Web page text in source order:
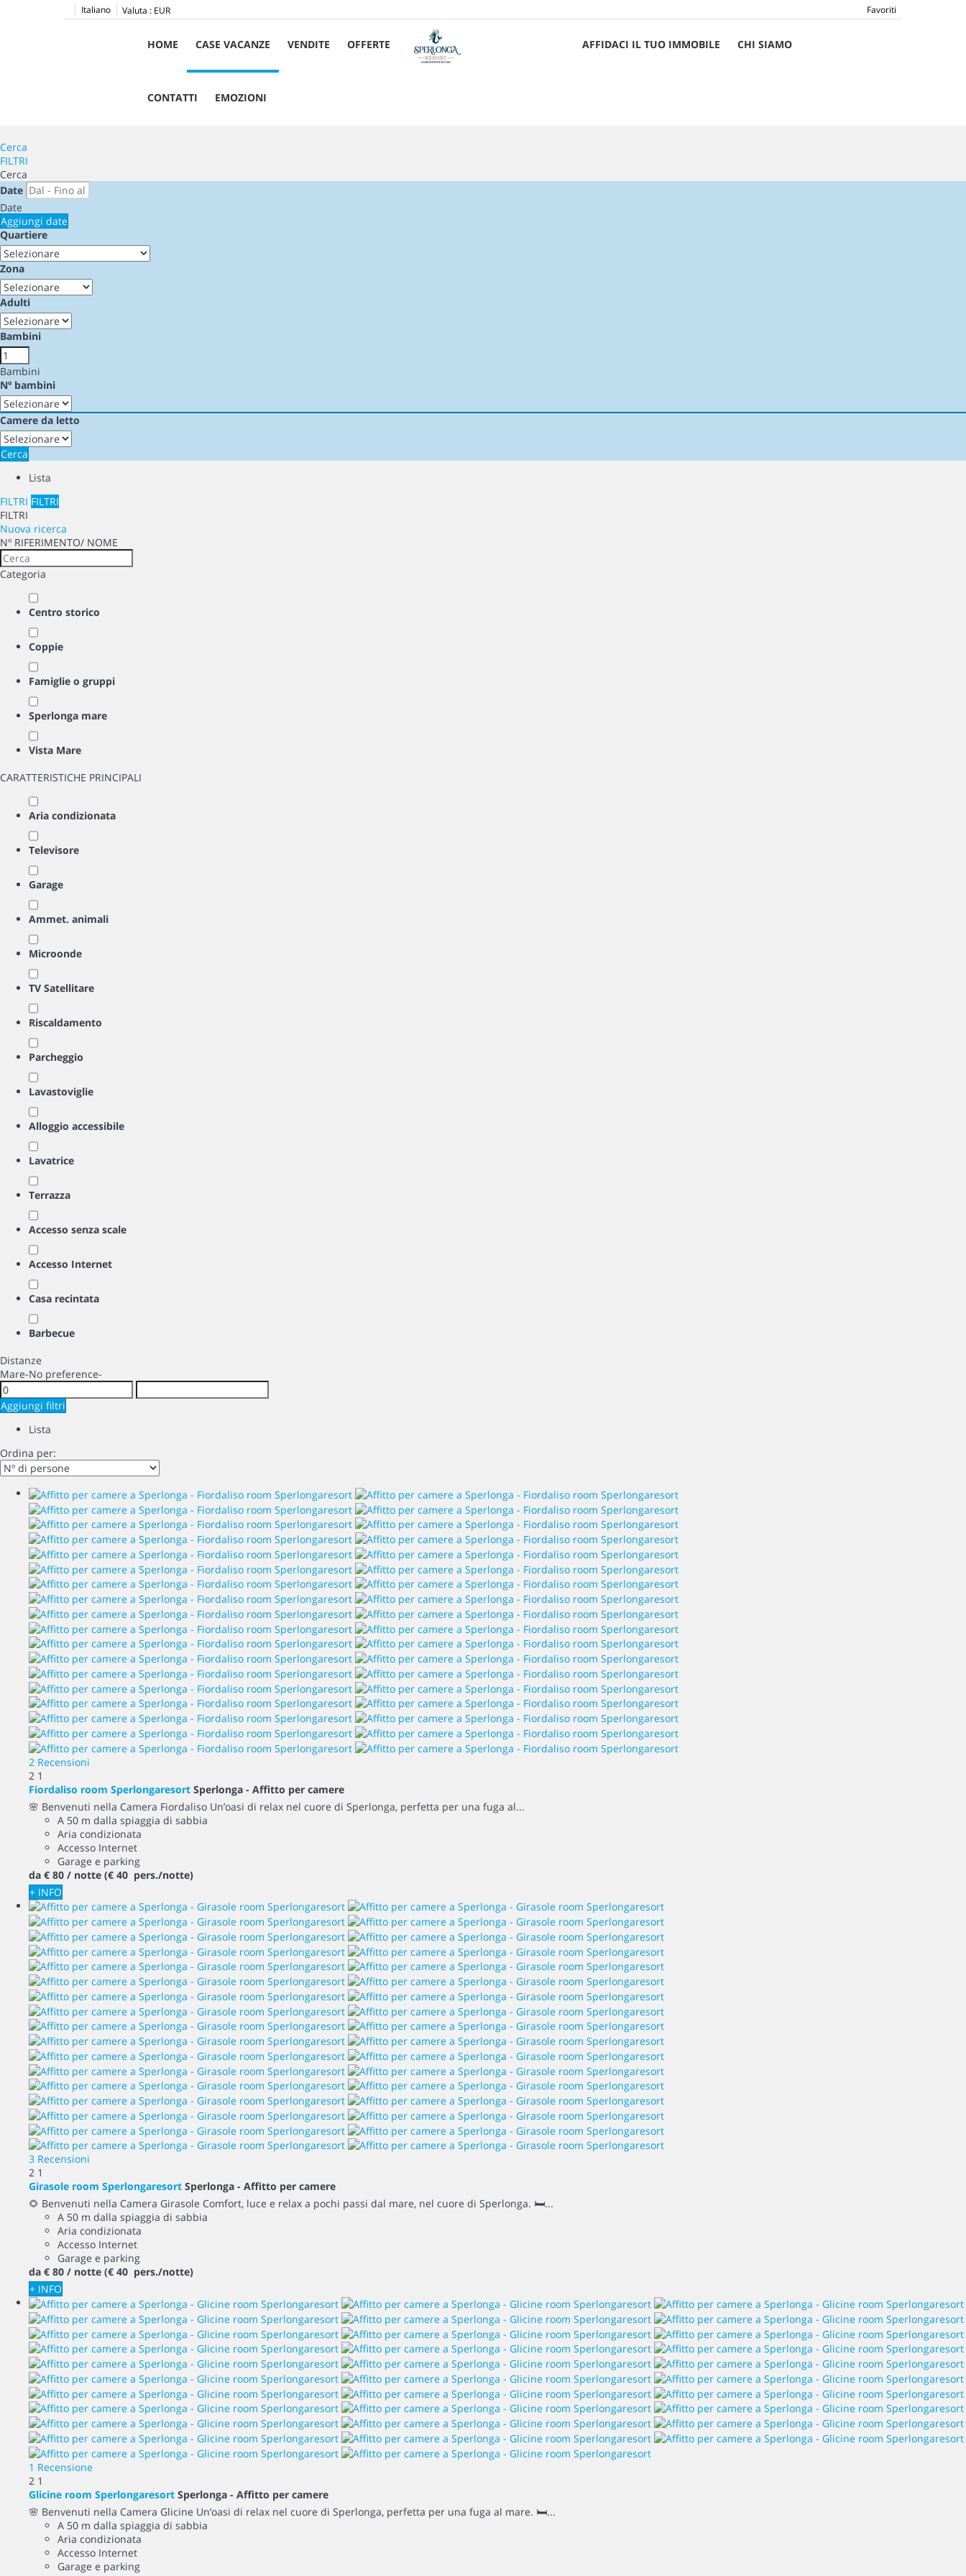
Italiano Valuta : EUR Favoriti
HOME CASE VACANZE VENDITE OFFERTE AFFIDACI IL TUO IMMOBILE CHI SIAMO
CONTATTI EMOZIONI
Cerca
FILTRI
Cerca
Date
Date
Aggiungi date
Quartiere
Zona
Adulti
Bambini
Bambini
Nº bambini
Camere da letto
Cerca
Lista
FILTRI FILTRI
FILTRI
Nuova ricerca
Nº RIFERIMENTO/ NOME
Categoria
Centro storico
Coppie
Famiglie o gruppi
Sperlonga mare
Vista Mare
CARATTERISTICHE PRINCIPALI
Aria condizionata
Televisore
Garage
Ammet. animali
Microonde
TV Satellitare
Riscaldamento
Parcheggio
Lavastoviglie
Alloggio accessibile
Lavatrice
Terrazza
Accesso senza scale
Accesso Internet
Casa recintata
Barbecue
Distanze
Mare-No preference-
Aggiungi filtri
Lista
Ordina per:
2 Recensioni
2 1
Fiordaliso room Sperlongaresort Sperlonga - Affitto per camere
🌸 Benvenuti nella Camera Fiordaliso Un’oasi di relax nel cuore di Sperlonga, perfetta per una fuga al...
A 50 m dalla spiaggia di sabbia
Aria condizionata
Accesso Internet
Garage e parking
da € 80 / notte (€ 40 pers./notte)
+ INFO
3 Recensioni
2 1
Girasole room Sperlongaresort Sperlonga - Affitto per camere
🌻 Benvenuti nella Camera Girasole Comfort, luce e relax a pochi passi dal mare, nel cuore di Sperlonga. 🛏...
A 50 m dalla spiaggia di sabbia
Aria condizionata
Accesso Internet
Garage e parking
da € 80 / notte (€ 40 pers./notte)
+ INFO
1 Recensione
2 1
Glicine room Sperlongaresort Sperlonga - Affitto per camere
🌸 Benvenuti nella Camera Glicine Un’oasi di relax nel cuore di Sperlonga, perfetta per una fuga al mare. 🛏...
A 50 m dalla spiaggia di sabbia
Aria condizionata
Accesso Internet
Garage e parking